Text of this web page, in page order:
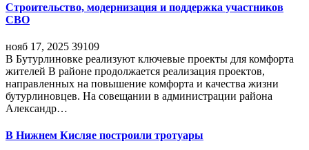
Строительство, модернизация и поддержка участников
СВО
нояб 17, 2025 39109
В Бутурлиновке реализуют ключевые проекты для комфорта
жителей В районе продолжается реализация проектов,
направленных на повышение комфорта и качества жизни
бутурлиновцев. На совещании в администрации района
Александр…
В Нижнем Кисляе построили тротуары